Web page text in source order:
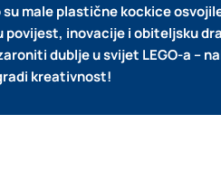
male plastične kockice
inovacije i obiteljsku
dublje u svijet LEGO-a –
kreativnost!